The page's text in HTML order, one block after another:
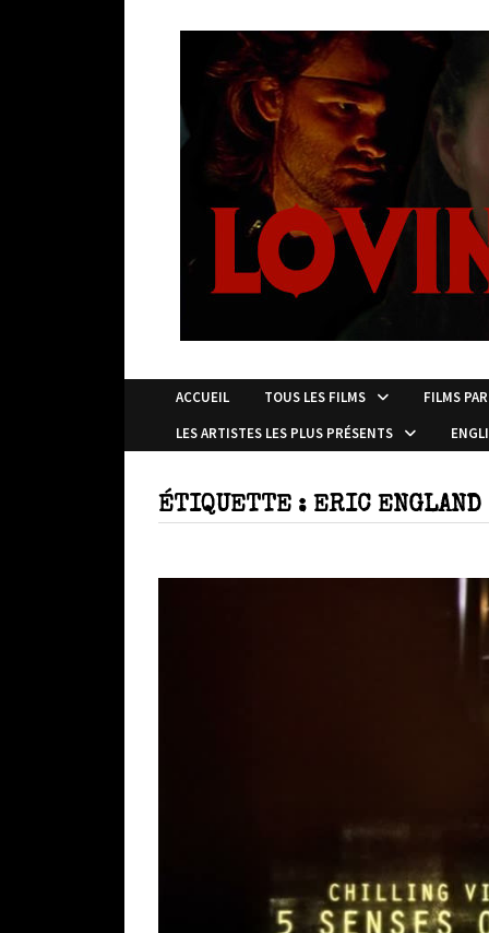
ACCUEIL TOUS LES FILMS
FILMS
LES ARTISTES LES PLUS PRÉSENTS
ÉTIQUETTE : ERIC ENGLAND